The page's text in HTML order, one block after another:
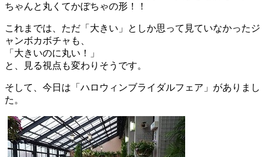
ちゃんと丸くてかぼちゃの形！！
これまでは、ただ「大きい」としか思って見ていなかったジ
ャンボカボチャも、
「大きいのに丸い！」
と、見る視点も変わりそうです。
そして、今日は「ハロウィンブライダルフェア」がありまし
た。